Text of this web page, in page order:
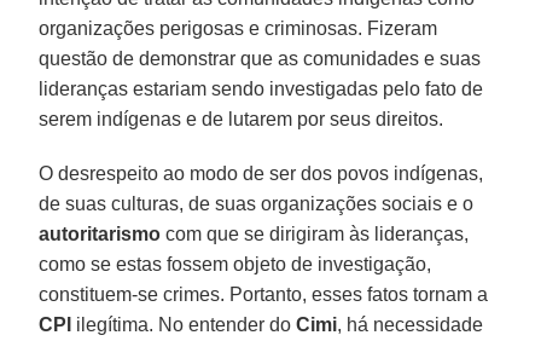
organizações perigosas e criminosas. Fizeram
questão de demonstrar que as comunidades e suas
lideranças estariam sendo investigadas pelo fato de
serem indígenas e de lutarem por seus direitos.
O desrespeito ao modo de ser dos povos indígenas,
de suas culturas, de suas organizações sociais e o
autoritarismo com que se dirigiram às lideranças,
como se estas fossem objeto de investigação,
constituem-se crimes. Portanto, esses fatos tornam a
CPI ilegítima. No entender doCimi, há necessidade